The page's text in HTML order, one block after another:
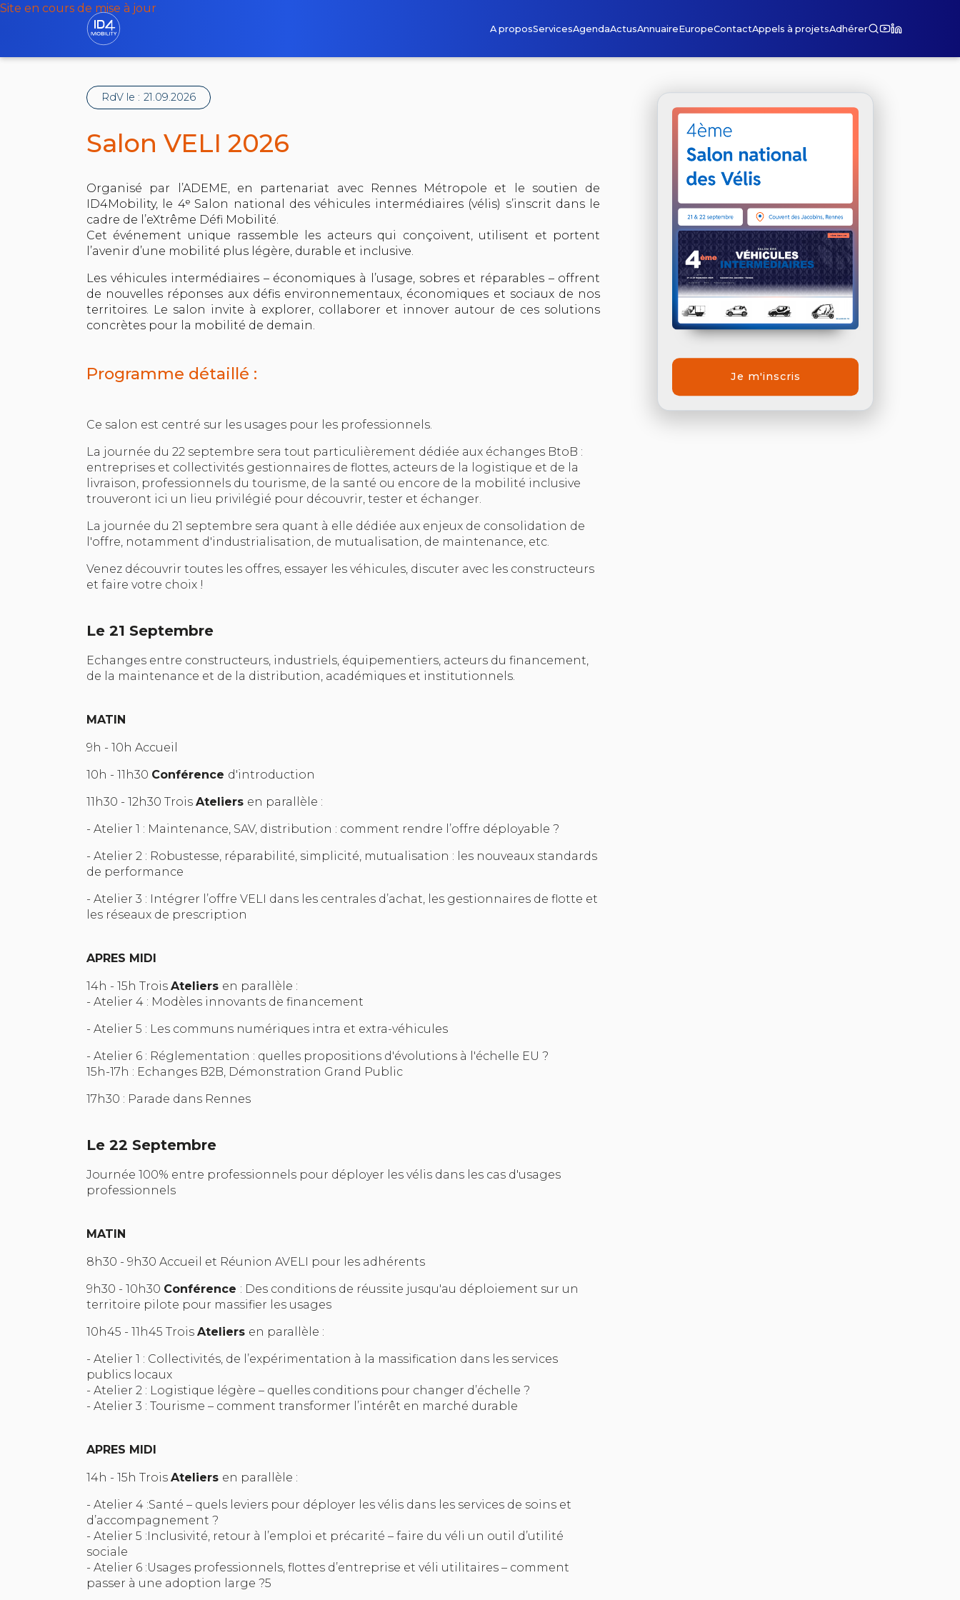
Site en cours de mise à jour
A proposServicesAgendaActusAnnuaireEuropeContactAppels à projetsAdhérer
RdV le : 21.09.2026
Salon VELI 2026
Organisé par l’ADEME, en partenariat avec Rennes Métropole et le soutien de
ID4Mobility, le 4ᵉ Salon national des véhicules intermédiaires (vélis) s’inscrit dans le
cadre de l’eXtrême Défi Mobilité.
Cet événement unique rassemble les acteurs qui conçoivent, utilisent et portent
l’avenir d’une mobilité plus légère, durable et inclusive.
Les véhicules intermédiaires – économiques à l’usage, sobres et réparables – offrent
de nouvelles réponses aux défis environnementaux, économiques et sociaux de nos
territoires. Le salon invite à explorer, collaborer et innover autour de ces solutions
concrètes pour la mobilité de demain.
Programme détaillé :
Ce salon est centré sur les usages pour les professionnels.
La journée du 22 septembre sera tout particulièrement dédiée aux échanges BtoB :
entreprises et collectivités gestionnaires de flottes, acteurs de la logistique et de la
livraison, professionnels du tourisme, de la santé ou encore de la mobilité inclusive
trouveront ici un lieu privilégié pour découvrir, tester et échanger.
La journée du 21 septembre sera quant à elle dédiée aux enjeux de consolidation de
l'offre, notamment d'industrialisation, de mutualisation, de maintenance, etc.
Venez découvrir toutes les offres, essayer les véhicules, discuter avec les constructeurs
et faire votre choix !
Le 21 Septembre
Echanges entre constructeurs, industriels, équipementiers, acteurs du financement,
de la maintenance et de la distribution, académiques et institutionnels.
MATIN
9h - 10h Accueil
10h - 11h30 Conférence d'introduction
11h30 - 12h30 Trois Ateliers en parallèle :
- Atelier 1 : Maintenance, SAV, distribution : comment rendre l’offre déployable ?
- Atelier 2 : Robustesse, réparabilité, simplicité, mutualisation : les nouveaux standards
de performance
- Atelier 3 : Intégrer l’offre VELI dans les centrales d’achat, les gestionnaires de flotte et
les réseaux de prescription
APRES MIDI
14h - 15h Trois Ateliers en parallèle :
- Atelier 4 : Modèles innovants de financement
- Atelier 5 : Les communs numériques intra et extra-véhicules
- Atelier 6 : Réglementation : quelles propositions d'évolutions à l'échelle EU ?
15h-17h : Echanges B2B, Démonstration Grand Public
17h30 : Parade dans Rennes
Le 22 Septembre
Journée 100% entre professionnels pour déployer les vélis dans les cas d'usages
professionnels
MATIN
8h30 - 9h30 Accueil et Réunion AVELI pour les adhérents
9h30 - 10h30 Conférence : Des conditions de réussite jusqu'au déploiement sur un
territoire pilote pour massifier les usages
10h45 - 11h45 Trois Ateliers en parallèle :
- Atelier 1 : Collectivités, de l’expérimentation à la massification dans les services
publics locaux
- Atelier 2 : Logistique légère – quelles conditions pour changer d’échelle ?
- Atelier 3 : Tourisme – comment transformer l’intérêt en marché durable
APRES MIDI
14h - 15h Trois Ateliers en parallèle :
- Atelier 4 :Santé – quels leviers pour déployer les vélis dans les services de soins et
d’accompagnement ?
- Atelier 5 :Inclusivité, retour à l’emploi et précarité – faire du véli un outil d’utilité
sociale
- Atelier 6 :Usages professionnels, flottes d’entreprise et véli utilitaires – comment
passer à une adoption large ?5
Je m'inscris